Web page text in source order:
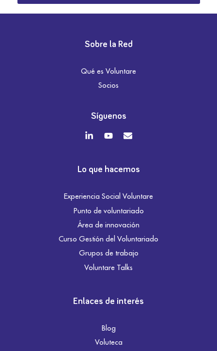
Sobre la Red
Qué es Voluntare
Socios
Síguenos
Lo que hacemos
Experiencia Social Voluntare
Punto de voluntariado
Área de innovación
Curso Gestión del Voluntariado
Grupos de trabajo
Voluntare Talks
Enlaces de interés
Blog
Voluteca